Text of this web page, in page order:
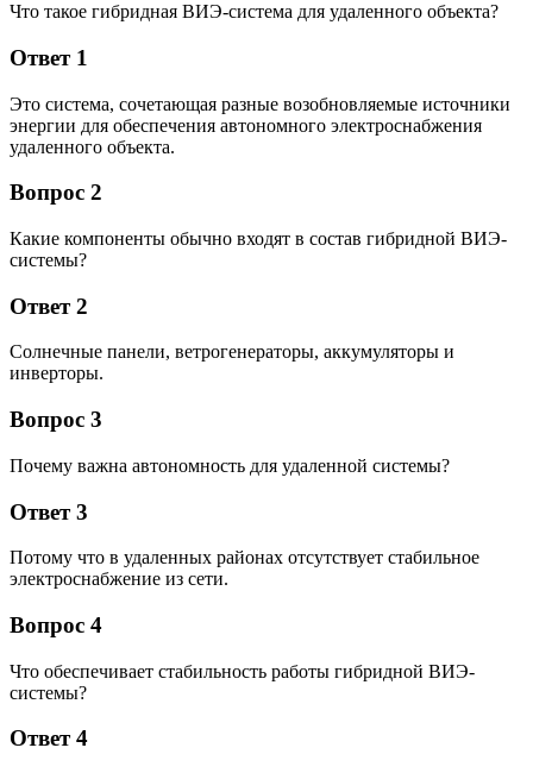
Что такое гибридная ВИЭ-система для удаленного объекта?
Ответ 1
Это система, сочетающая разные возобновляемые источники
энергии для обеспечения автономного электроснабжения
удаленного объекта.
Вопрос 2
Какие компоненты обычно входят в состав гибридной ВИЭ-
системы?
Ответ 2
Солнечные панели, ветрогенераторы, аккумуляторы и
инверторы.
Вопрос 3
Почему важна автономность для удаленной системы?
Ответ 3
Потому что в удаленных районах отсутствует стабильное
электроснабжение из сети.
Вопрос 4
Что обеспечивает стабильность работы гибридной ВИЭ-
системы?
Ответ 4